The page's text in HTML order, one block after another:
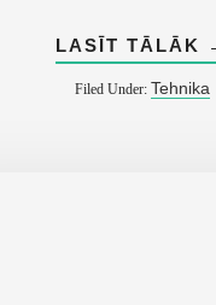
LASĪT TĀLĀK
Filed Under: Tehnika